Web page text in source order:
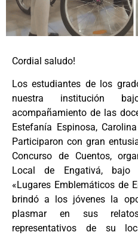
Cordial saludo!
Los estudiantes de los
nuestra institución
acompañamiento de las
Estefanía Espinosa,
Participaron con gran
Concurso de Cuentos,
Local de Engativá, bajo
«Lugares Emblemáticos de
brindó a los jóvenes la
plasmar en sus
representativos de su